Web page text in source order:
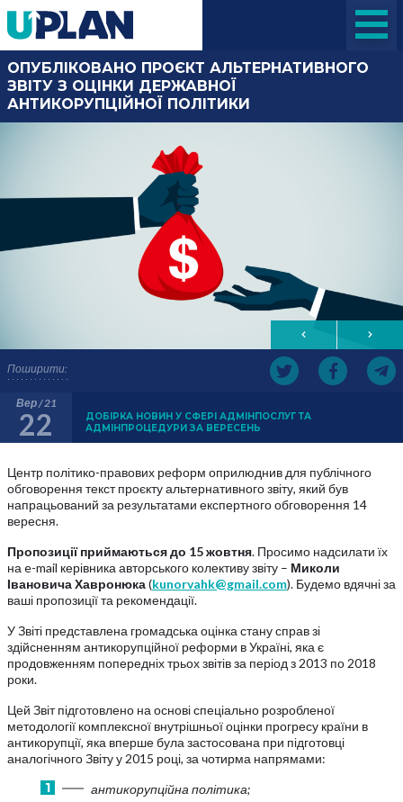
Поширити:
ОПУБЛІКОВАНО ПРОЄКТ АЛЬТЕРНАТИВНОГО
ЗВІТУ З ОЦІНКИ ДЕРЖАВНОЇ
АНТИКОРУПЦІЙНОЇ ПОЛІТИКИ
Вер / 21
22
ДОБІРКА НОВИН У СФЕРІ АДМІНПОСЛУГ ТА
АДМІНПРОЦЕДУРИ ЗА ВЕРЕСЕНЬ
Центр політико-правових реформ оприлюднив для публічного
обговорення текст проєкту альтернативного звіту, який був
напрацьований за результатами експертного обговорення 14
вересня.
Пропозиції приймаються до 15 жовтня. Просимо надсилати їх
на e-mail керівника авторського колективу звіту – Миколи
Івановича Хавронюка(kunorvahk@gmail.com). Будемо вдячні за
ваші пропозиції та рекомендації.
У Звіті представлена громадська оцінка стану справ зі
здійсненням антикорупційної реформи в Україні, яка є
продовженням попередніх трьох звітів за період з 2013 по 2018
роки.
Цей Звіт підготовлено на основі спеціально розробленої
методології комплексної внутрішньої оцінки прогресу країни в
антикорупції, яка вперше була застосована при підготовці
аналогічного Звіту у 2015 році, за чотирма напрямами:
антикорупційна політика;